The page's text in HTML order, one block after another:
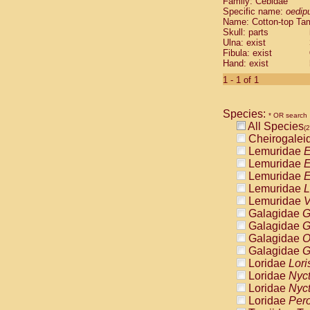
Cebidae
Cebidae
Cebidae
Cebidae
Cebidae
Cebidae
Cebidae
Cebidae
Cebidae
Cebidae
Cebidae
Cebidae
Atelidae
Atelidae
Atelidae
Atelidae
Atelidae
Atelidae
Atelidae
Atelidae
Atelidae
Atelidae
Pitheciidae
Specific name:
Name: Cotton-top
Skull: parts
Ulna: exist
Fibula: exist
Hand: exist
1 - 1 of 1
Species: * OR search
All Species
Lemuridae
Lemuridae
Lemuridae
Lemuridae
Lemuridae
Galagidae
Galagidae
Galagidae
Galagidae
Loridae
Loridae
Loridae
Loridae